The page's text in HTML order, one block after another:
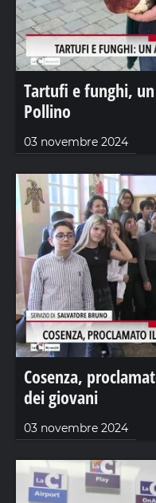
Tartufi e funghi,
Pollino
03 novembre 2024
Cosenza,
dei giovani
03 novembre 2024